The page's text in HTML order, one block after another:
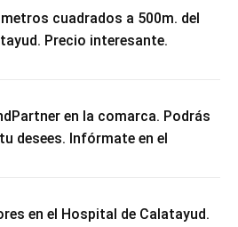
metros cuadrados a 500m. del
Precio interesante.
en la comarca. Podrás
desees. Infórmate en el
en el Hospital de Calatayud.